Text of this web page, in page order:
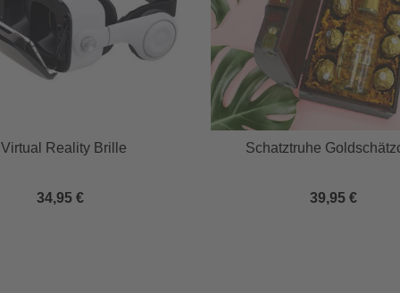
Virtual Reality Brille
34,95 €
Schatztruhe
39,95 €